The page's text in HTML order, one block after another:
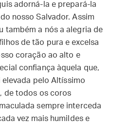
adorná-la e prepará-la
nosso Salvador. Assim
também a nós a alegria de
de tão pura e excelsa
coração ao alto e
confiança àquela que,
pelo Altíssimo
de todos os coros
sempre interceda
vez mais humildes e